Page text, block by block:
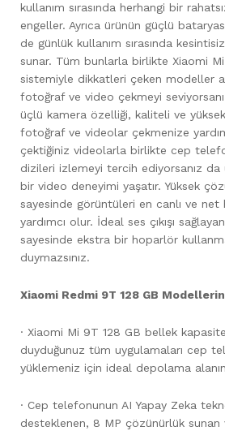
kullanım sırasında herhangi bir
engeller. Ayrıca ürünün güçlü
de günlük kullanım sırasında
sunar. Tüm bunlarla birlikte Xiaomi
sistemiyle dikkatleri çeken modeller
fotoğraf ve video çekmeyi
üçlü kamera özelliği, kaliteli ve
fotoğraf ve videolar çekmenize
çektiğiniz videolarla birlikte cep
dizileri izlemeyi tercih ediyorsanız da
bir video deneyimi yaşatır. Yüksek
sayesinde görüntüleri en canlı ve net
yardımcı olur. İdeal ses çıkışı
sayesinde ekstra bir hoparlör
duymazsınız.
Xiaomi Redmi 9T 128 GB
· Xiaomi Mi 9T 128 GB bellek
duyduğunuz tüm uygulamaları cep
yüklemeniz için ideal depolama
· Cep telefonunun AI Yapay Zeka
desteklenen, 8 MP çözünürlük